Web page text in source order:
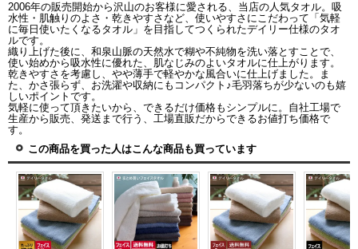
2006年の販売開始から沢山のお客様に愛される、当店の人気タオル。吸
水性・肌触りのよさ・乾きやすさなど、使いやすさにこだわって「気軽
に毎日使いたくなるタオル」を目指してつくられたデイリー仕様のタオ
ルです。
織り上げた後に、和泉山脈の天然水で糊や不純物を洗い落とすことで、
使い始めから吸水性に優れた、肌なじみのよいタオルに仕上がります。
乾きやすさを考慮し、やや薄手で軽やかな風合いに仕上げました。ま
た、かさ張らず、お洗濯や収納にもコンパクト♪毛羽落ちが少ないのも嬉
しいポイントです。
気軽に使って頂きたいから、できるだけ価格もシンプルに。自社工場で
生産から販売、発送まで行う、工場直販だからできるお値打ち価格で
す。
この商品を買った人はこんな商品も買っています